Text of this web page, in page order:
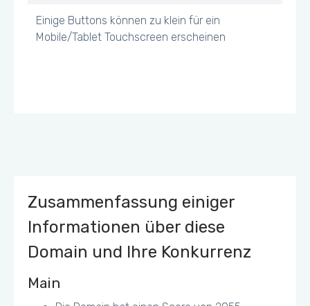
Einige Buttons können zu klein für ein
Mobile/Tablet Touchscreen erscheinen
Zusammenfassung einiger
Informationen über diese
Domain und Ihre Konkurrenz
Main